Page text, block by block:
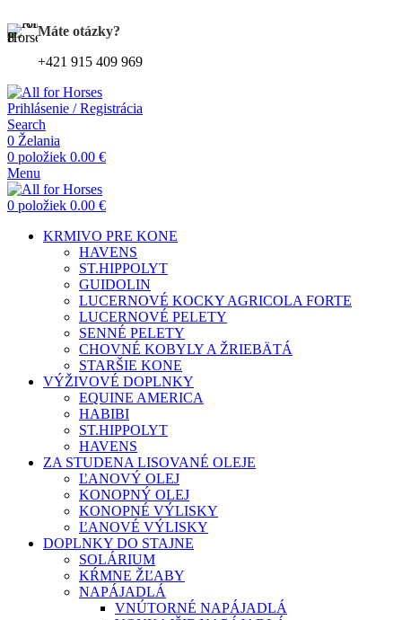
Máte otázky?
+421 915 409 969
Prihlásenie / Registrácia
Search
0 Želania
0 položiek 0.00 €
Menu
0 položiek 0.00 €
KRMIVO PRE KONE
HAVENS
ST.HIPPOLYT
GUIDOLIN
LUCERNOVÉ KOCKY AGRICOLA FORTE
LUCERNOVÉ PELETY
SENNÉ PELETY
CHOVNÉ KOBYLY A ŽRIEBÄTÁ
STARŠIE KONE
VÝŽIVOVÉ DOPLNKY
EQUINE AMERICA
HABIBI
ST.HIPPOLYT
HAVENS
ZA STUDENA LISOVANÉ OLEJE
ĽANOVÝ OLEJ
KONOPNÝ OLEJ
KONOPNÉ VÝLISKY
ĽANOVÉ VÝLISKY
DOPLNKY DO STAJNE
SOLÁRIUM
KŔMNE ŽĽABY
NAPÁJADLÁ
VNÚTORNÉ NAPÁJADLÁ